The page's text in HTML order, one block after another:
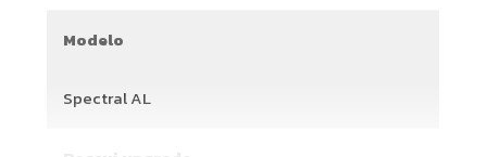
Modelo
Spectral AL